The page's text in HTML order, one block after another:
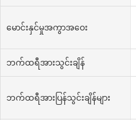
မောင်းနှင်မှုအကွာအဝေး
ဘက်ထရီအားသွင်းချိန်
ဘက်ထရီအားပြန်သွင်းချိန်များ